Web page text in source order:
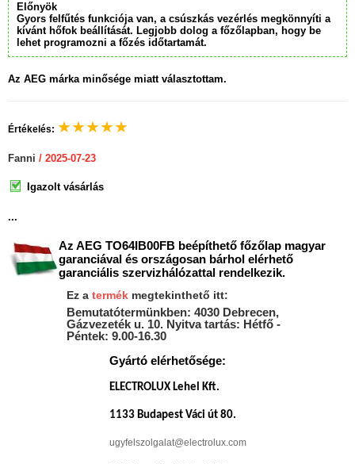
Előnyök
Gyors felfűtés funkciója van, a csúszkás vezérlés megkönnyíti a
kívánt hőfok beállítását. Legjobb dolog a főzőlapban, hogy be
lehet programozni a főzés időtartamát.
Az AEG márka minősége miatt választottam.
Értékelés: ★★★★★
Fanni / 2025-07-23
Igazolt vásárlás
...
Az AEG TO64IB00FB beépíthető főzőlap magyar
garanciával és országosan bárhol elérhető
garanciális szervizhálózattal rendelkezik.
Ez a termék megtekinthető itt:
Bemutatótermünkben: 4030 Debrecen,
Gázvezeték u. 10. Nyitva tartás: Hétfő -
Péntek: 9.00-16.30
Gyártó elérhetősége:
ELECTROLUX Lehel Kft.
1133 Budapest Váci út 80.
ugyfelszolgalat@electrolux.com